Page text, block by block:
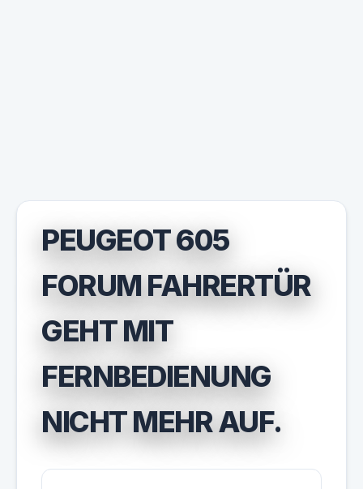
PEUGEOT 605
FORUM FAHRERTÜR
GEHT MIT
FERNBEDIENUNG
NICHT MEHR AUF.